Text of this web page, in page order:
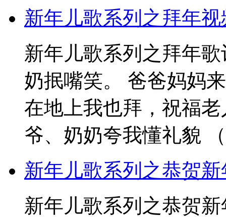
新年儿歌系列之拜年视
新年儿歌系列之拜年
奶抿嘴笑。 爸爸妈妈
在地上我也拜，祝福
爷、奶奶夸我懂礼貌
新年儿歌系列之恭贺
新年儿歌系列之恭贺